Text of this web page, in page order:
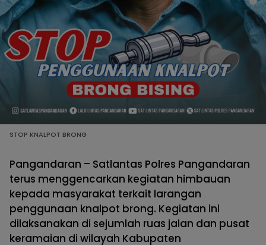
STOP KNALPOT BRONG
Pangandaran – Satlantas Polres Pangandaran
terus menggencarkan kegiatan himbauan
kepada masyarakat terkait larangan
penggunaan knalpot brong. Kegiatan ini
dilaksanakan di sejumlah ruas jalan dan pusat
keramaian di wilayah Kabupaten